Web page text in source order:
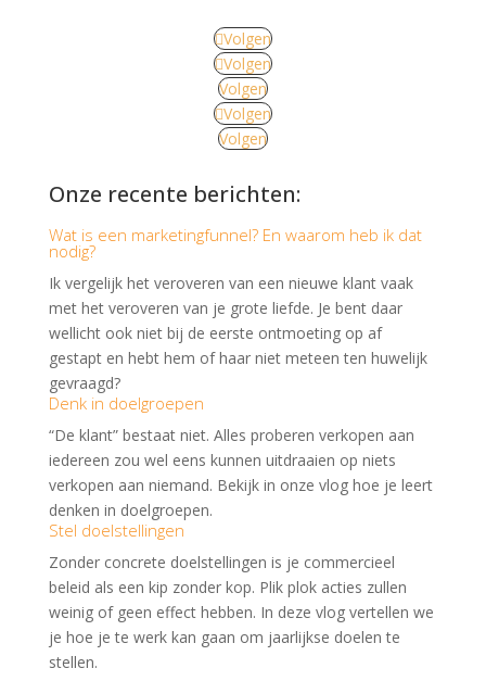
Volgen
Volgen
Volgen
Volgen
Volgen
Onze recente berichten:
Wat is een marketingfunnel? En waarom heb ik dat
nodig?
Ik vergelijk het veroveren van een nieuwe klant vaak
met het veroveren van je grote liefde. Je bent daar
wellicht ook niet bij de eerste ontmoeting op af
gestapt en hebt hem of haar niet meteen ten huwelijk
gevraagd?
Denk in doelgroepen
“De klant” bestaat niet. Alles proberen verkopen aan
iedereen zou wel eens kunnen uitdraaien op niets
verkopen aan niemand. Bekijk in onze vlog hoe je leert
denken in doelgroepen.
Stel doelstellingen
Zonder concrete doelstellingen is je commercieel
beleid als een kip zonder kop. Plik plok acties zullen
weinig of geen effect hebben. In deze vlog vertellen we
je hoe je te werk kan gaan om jaarlijkse doelen te
stellen.